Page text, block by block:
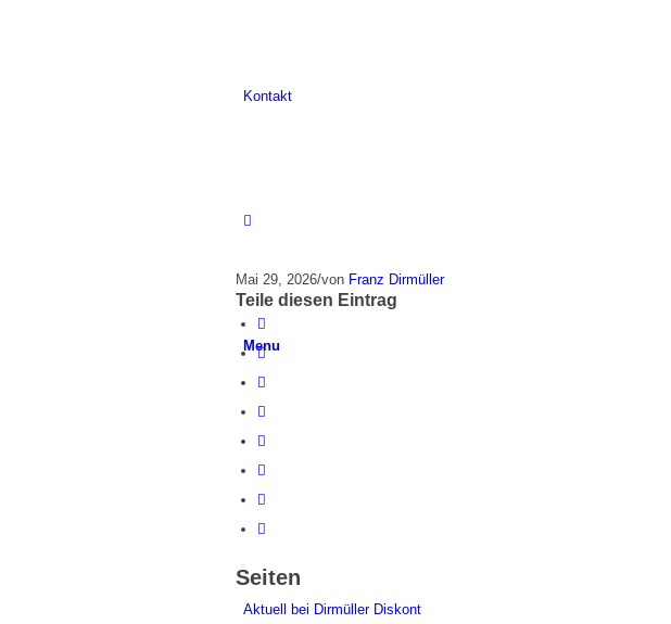
Kontakt
Menu
Mai 29, 2026/von Franz Dirmüller
Teile diesen Eintrag
Seiten
Aktuell bei Dirmüller Diskont